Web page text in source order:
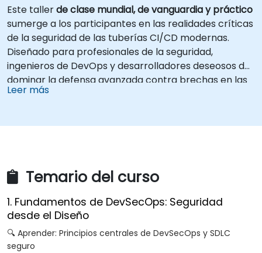
Este tallerde clase mundial, de vanguardia y práctico
sumerge a los participantes en las realidades críticas
de la seguridad de las tuberías CI/CD modernas.
Diseñado para profesionales de la seguridad,
ingenieros de DevOps y desarrolladores deseosos de
dominar la defensa avanzada contra brechas en las
tuberías, este entrenamiento combina simulaciones
Leer más
Temario del curso
1. Fundamentos de DevSecOps: Seguridad
desde el Diseño
🔍 Aprender: Principios centrales de DevSecOps y SDLC
seguro